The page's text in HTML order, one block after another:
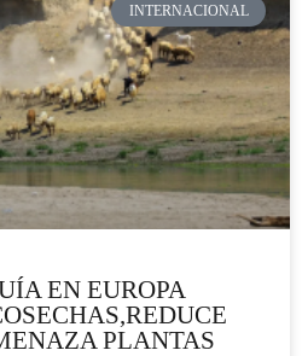
INTERNACIONAL
EN EUROPA
PLANTAS